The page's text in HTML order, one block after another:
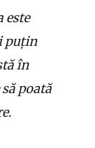
este
puțin
în
poată